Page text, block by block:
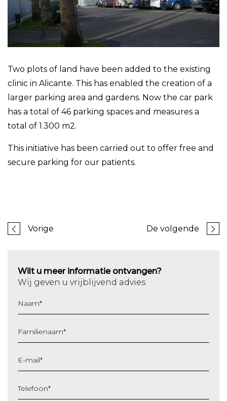
Two plots of land have been added to the existing
clinic in Alicante. This has enabled the creation of a
larger parking area and gardens. Now the car park
has a total of 46 parking spaces and measures a
total of 1.300 m2.
This initiative has been carried out to offer free and
secure parking for our patients.
Vorige De volgende
Wilt u meer informatie ontvangen?
Wij geven u vrijblijvend advies
Naam*
Familienaam*
E-mail*
Telefoon*